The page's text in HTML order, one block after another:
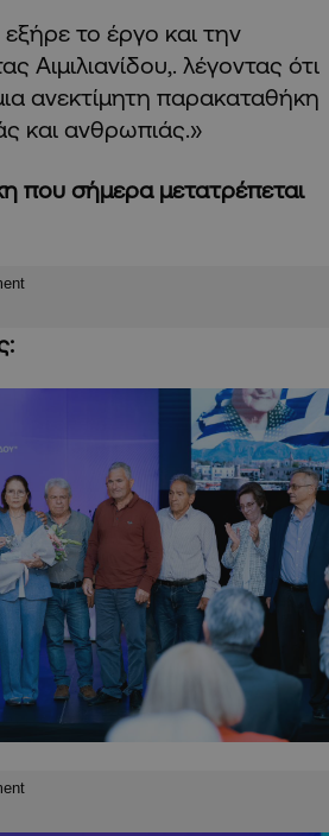
το έργο και την
Αιμιλιανίδου,. λέγοντας ότι
ανεκτίμητη παρακαταθήκη
και ανθρωπιάς.»
που σήμερα μετατρέπεται